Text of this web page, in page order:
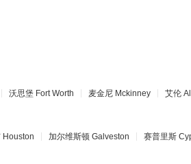
沃思堡 Fort Worth 麦金尼 Mckinney 艾伦
Houston 加尔维斯顿 Galveston 赛普里斯